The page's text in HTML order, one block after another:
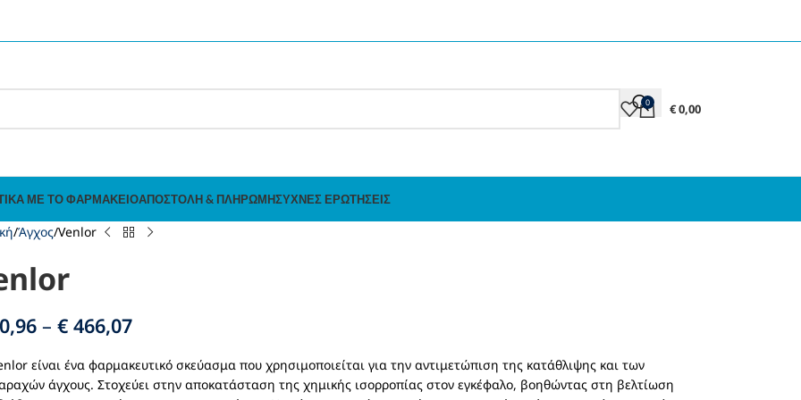
0 €0,00
ΜΕ ΤΟ ΦΑΡΜΑΚΕΊΟΑΠΟΣΤΟΛΉ & ΠΛΗΡΩΜΉΣΥΧΝΈΣ ΕΡΩΤΉΣΕΙΣ
Άγχος Venlor
– € 466,07
είναι ένα φαρμακευτικό σκεύασμα που χρησιμοποιείται για την αντιμετώπιση της κατάθλιψης και των
άγχους. Στοχεύει στην αποκατάσταση της χημικής ισορροπίας στον εγκέφαλο, βοηθώντας στη βελτίωση